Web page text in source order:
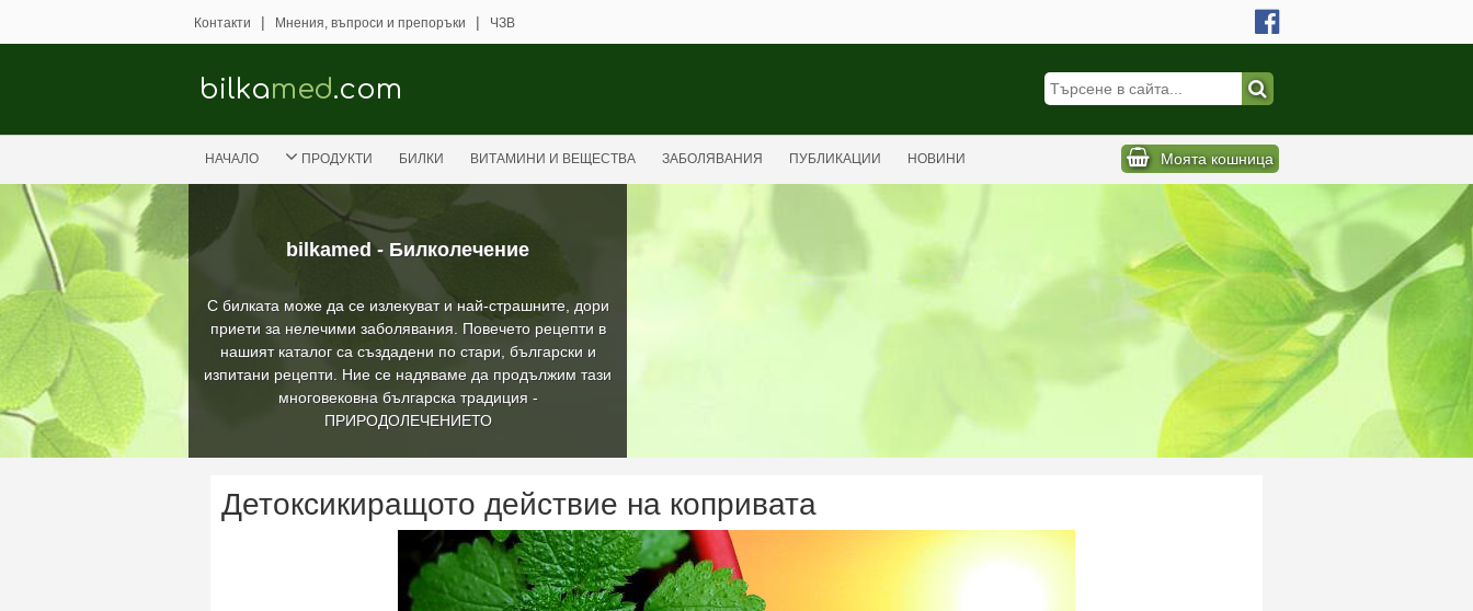
bilkamed - Билколечение
С билката може да се излекуват и най-страшните, дори
приети за нелечими заболявания. Повечето рецепти в
нашият каталог са създадени по стари, български и
изпитани рецепти. Ние се надяваме да продължим тази
многовековна българска традиция -
ПРИРОДОЛЕЧЕНИЕТО
Контакти | Мнения, въпроси и препоръки | ЧЗВ
bilkamed.com
НАЧАЛО ПРОДУКТИ БИЛКИ ВИТАМИНИ И ВЕЩЕСТВА ЗАБОЛЯВАНИЯ ПУБЛИКАЦИИ НОВИНИ Моята кошница
Детоксикиращото действие на копривата